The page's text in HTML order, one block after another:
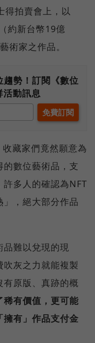
得拍賣會上，以
約新台幣19億
術家之作品。
勢！訂閱《數位
活動訊息
藏家們竟然願意為
數位藝術品，支
多人的確認為NFT
，絕大部分作品
品難以兌現的現
灰之力就能複製
有原版、真跡的概
有價值，更可能
有」作品支付金